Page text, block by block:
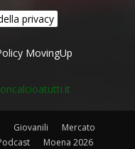
privacy
MovingUp
Giovanili
Mercato
Moena 2026